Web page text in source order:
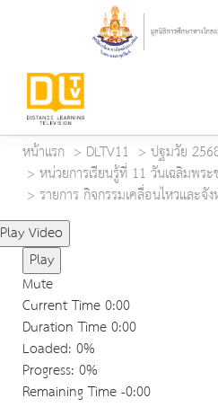
หน้าแรก DLTV11
ปฐมวัย
หน่วยการเรียนรู้ที่ 11 วันเฉลิมพ
รายการ กิจกรรมเคลื่อนไหวและจั
Play Video
Play
Mute
Current Time0:00
Duration Time0:00
Loaded: 0%
Progress: 0%
Remaining Time-0:00